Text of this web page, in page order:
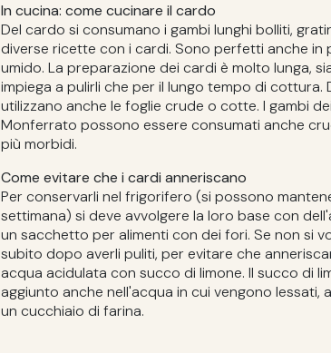
In cucina: come cucinare il cardo
Del cardo si consumano i gambi lunghi bolliti,
diverse ricette con i cardi. Sono perfetti anche in
umido. La preparazione dei cardi è molto lunga,
impiega a pulirli che per il lungo tempo di cottura.
utilizzano anche le foglie crude o cotte. I gambi
Monferrato possono essere consumati anche
più morbidi.
Come evitare che i cardi anneriscano
Per conservarli nel frigorifero (si possono
settimana) si deve avvolgere la loro base con
un sacchetto per alimenti con dei fori. Se non si
subito dopo averli puliti, per evitare che
acqua acidulata con succo di limone. Il succo di
aggiunto anche nell'acqua in cui vengono lessati,
un cucchiaio di farina.